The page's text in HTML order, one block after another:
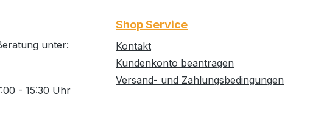
unter:
- 15:30 Uhr
Shop Service
Kontakt
Kundenkonto beantragen
Versand- und Zahlungsbedingungen